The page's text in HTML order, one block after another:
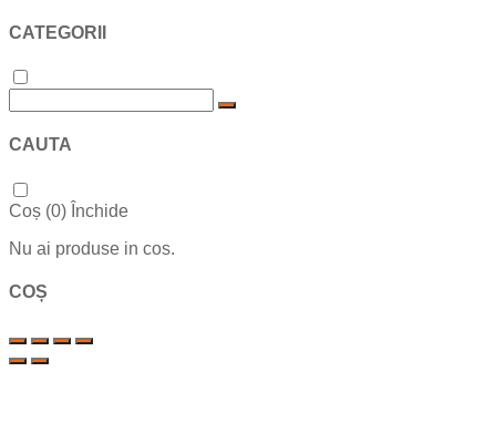
CATEGORII
CAUTA
Coș (0) Închide
Nu ai produse in cos.
COȘ